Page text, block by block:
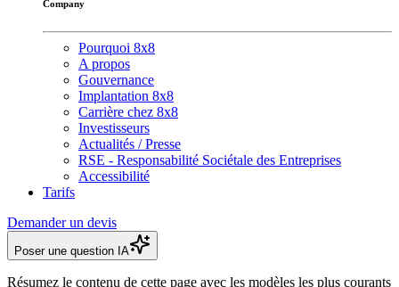
Company
Pourquoi 8x8
A propos
Gouvernance
Implantation 8x8
Carrière chez 8x8
Investisseurs
Actualités / Presse
RSE - Responsabilité Sociétale des Entreprises
Accessibilité
Tarifs
Demander un devis
Poser une question IA
Résumez le contenu de cette page avec les modèles les plus courants